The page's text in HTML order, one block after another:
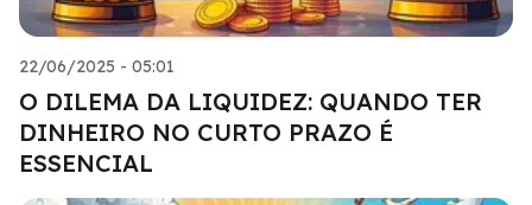
22/06/2025 - 05:01
O DILEMA DA LIQUIDEZ: QUANDO TER
DINHEIRO NO CURTO PRAZO É
ESSENCIAL